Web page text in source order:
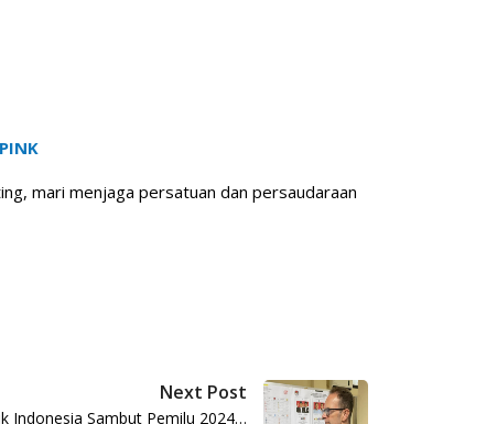
mari menjaga persatuan dan persaudaraan
Next Post
Indonesia Sambut Pemilu 2024…